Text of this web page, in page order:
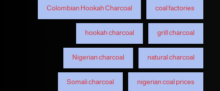
coal factories
Colombian Hookah Charcoal
grill charcoal
hookah charcoal
natural charcoal
Nigerian charcoal
nigerian coal prices
Somali charcoal